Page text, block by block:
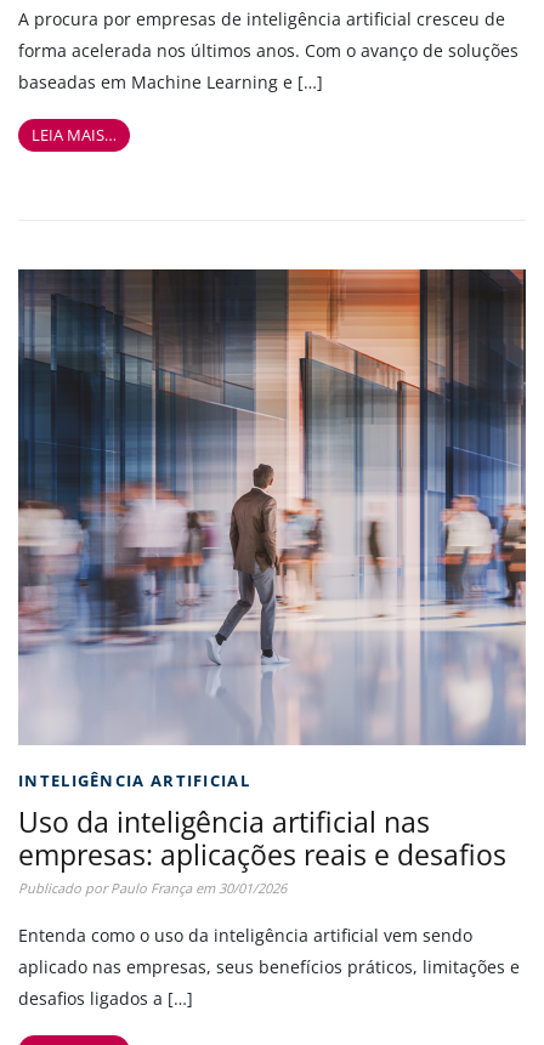
A procura por empresas de inteligência artificial cresceu de
forma acelerada nos últimos anos. Com o avanço de soluções
baseadas em Machine Learning e […]
LEIA MAIS…
INTELIGÊNCIA ARTIFICIAL
Uso da inteligência artificial nas
empresas: aplicações reais e desafios
Publicado porPaulo Françaem 30/01/2026
Entenda como o uso da inteligência artificial vem sendo
aplicado nas empresas, seus benefícios práticos, limitações e
desafios ligados a […]